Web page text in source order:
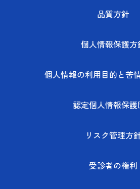
品質方針
個人情報保護方
個人情報の利用目的と苦
認定個人情報保護
リスク管理方
受診者の権利